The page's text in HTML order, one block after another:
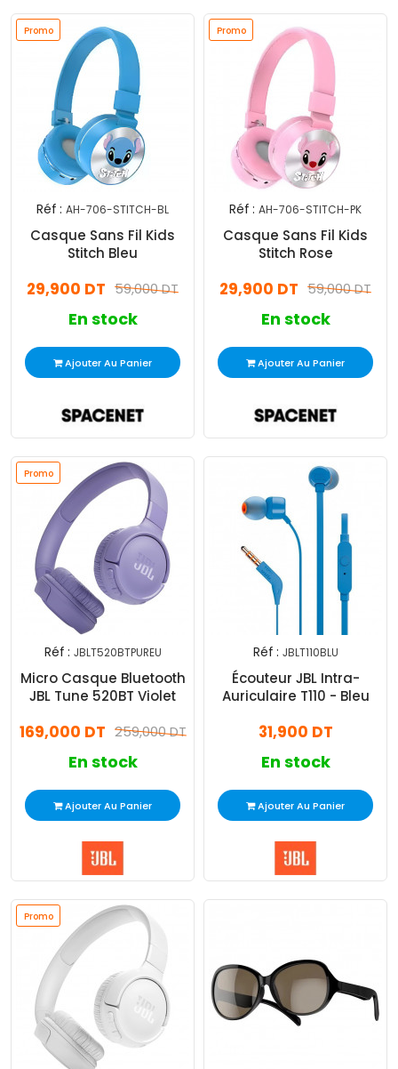
Promo
Réf : AH-706-STITCH-BL
Casque Sans Fil Kids
Stitch Bleu
59,000 DT
29,900 DT
En stock
Ajouter Au Panier
Promo
Réf : AH-706-STITCH-PK
Casque Sans Fil Kids
Stitch Rose
59,000 DT
29,900 DT
En stock
Ajouter Au Panier
Promo
Réf : JBLT520BTPUREU
Micro Casque Bluetooth
JBL Tune 520BT Violet
259,000 DT
169,000 DT
En stock
Ajouter Au Panier
Réf : JBLT110BLU
Écouteur JBL Intra-
Auriculaire T110 - Bleu
31,900 DT
En stock
Ajouter Au Panier
Promo